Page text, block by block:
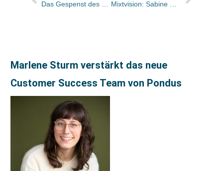
Marlene Sturm verstärkt das neue
Customer Success Team von Pondus